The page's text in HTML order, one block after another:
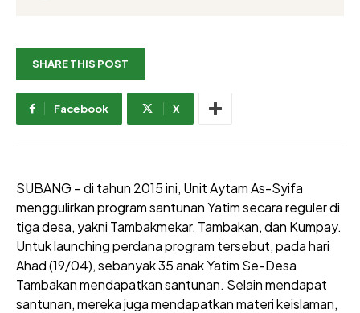
SHARE THIS POST
Facebook X
SUBANG – di tahun 2015 ini, Unit Aytam As-Syifa
menggulirkan program santunan Yatim secara reguler di
tiga desa, yakni Tambakmekar, Tambakan, dan Kumpay.
Untuk launching perdana program tersebut, pada hari
Ahad (19/04), sebanyak 35 anak Yatim Se-Desa
Tambakan mendapatkan santunan. Selain mendapat
santunan, mereka juga mendapatkan materi keislaman,